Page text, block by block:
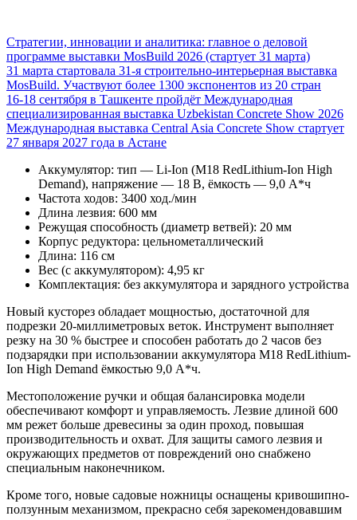
Стратегии, инновации и аналитика: главное о деловой
программе выставки MosBuild 2026 (стартует 31 марта)
31 марта стартовала 31-я строительно-интерьерная выставка
MosBuild. Участвуют более 1300 экспонентов из 20 стран
16-18 сентября в Ташкенте пройдёт Международная
специализированная выставка Uzbekistan Concrete Show 2026
Международная выставка Central Asia Concrete Show стартует
27 января 2027 года в Астане
Аккумулятор: тип — Li-Ion (M18 RedLithium-Ion High
Demand), напряжение — 18 В, ёмкость — 9,0 А*ч
Частота ходов: 3400 ход./мин
Длина лезвия: 600 мм
Режущая способность (диаметр ветвей): 20 мм
Корпус редуктора: цельнометаллический
Длина: 116 см
Вес (с аккумулятором): 4,95 кг
Комплектация: без аккумулятора и зарядного устройства
Новый кусторез обладает мощностью, достаточной для
подрезки 20-миллиметровых веток. Инструмент выполняет
резку на 30 % быстрее и способен работать до 2 часов без
подзарядки при использовании аккумулятора M18 RedLithium-
Ion High Demand ёмкостью 9,0 А*ч.
Местоположение ручки и общая балансировка модели
обеспечивают комфорт и управляемость. Лезвие длиной 600
мм режет больше древесины за один проход, повышая
производительность и охват. Для защиты самого лезвия и
окружающих предметов от повреждений оно снабжено
специальным наконечником.
Кроме того, новые садовые ножницы оснащены кривошипно-
ползунным механизмом, прекрасно себя зарекомендовавшим